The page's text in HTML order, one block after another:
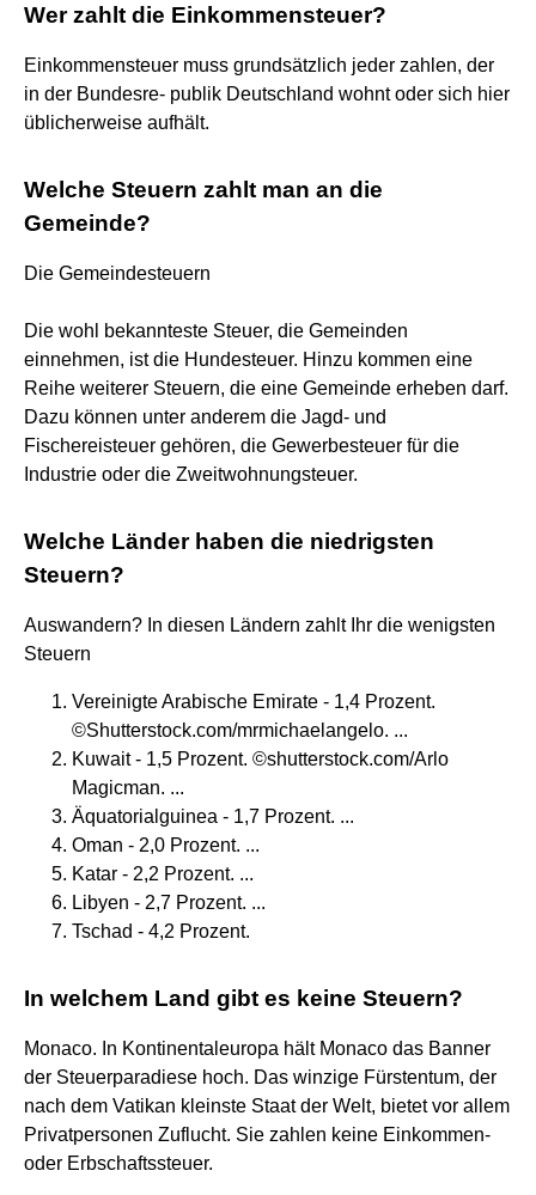
Wer zahlt die Einkommensteuer?
Einkommensteuer muss grundsätzlich jeder zahlen, der
in der Bundesre- publik Deutschland wohnt oder sich hier
üblicherweise aufhält.
Welche Steuern zahlt man an die
Gemeinde?
Die Gemeindesteuern
Die wohl bekannteste Steuer, die Gemeinden
einnehmen, ist die Hundesteuer. Hinzu kommen eine
Reihe weiterer Steuern, die eine Gemeinde erheben darf.
Dazu können unter anderem die Jagd- und
Fischereisteuer gehören, die Gewerbesteuer für die
Industrie oder die Zweitwohnungsteuer.
Welche Länder haben die niedrigsten
Steuern?
Auswandern? In diesen Ländern zahlt Ihr die wenigsten
Steuern
Vereinigte Arabische Emirate - 1,4 Prozent.
©Shutterstock.com/mrmichaelangelo. ...
Kuwait - 1,5 Prozent. ©shutterstock.com/Arlo
Magicman. ...
Äquatorialguinea - 1,7 Prozent. ...
Oman - 2,0 Prozent. ...
Katar - 2,2 Prozent. ...
Libyen - 2,7 Prozent. ...
Tschad - 4,2 Prozent.
In welchem Land gibt es keine Steuern?
Monaco. In Kontinentaleuropa hält Monaco das Banner
der Steuerparadiese hoch. Das winzige Fürstentum, der
nach dem Vatikan kleinste Staat der Welt, bietet vor allem
Privatpersonen Zuflucht. Sie zahlen keine Einkommen-
oder Erbschaftssteuer.